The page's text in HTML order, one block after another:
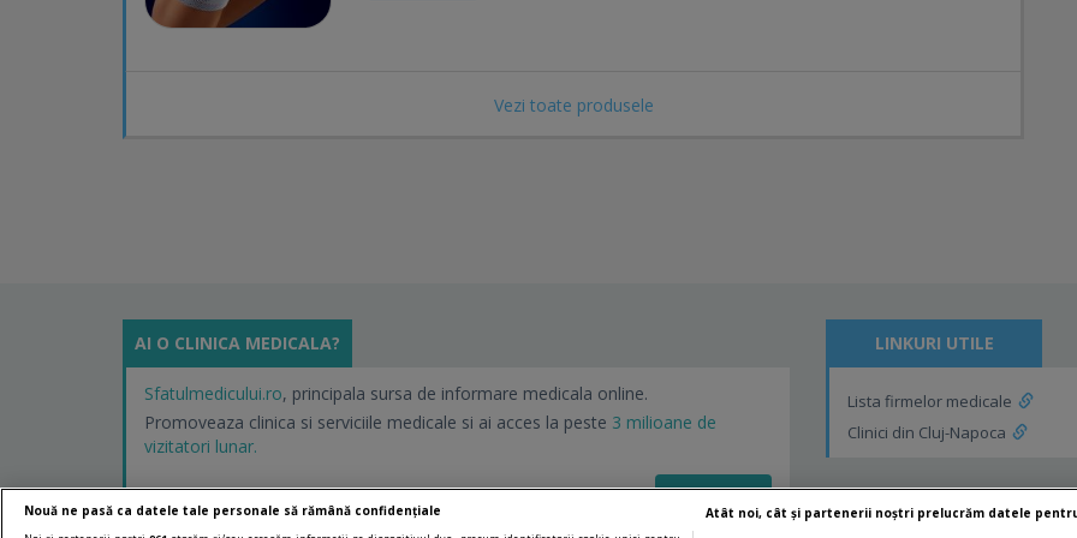
Vezi toate produsele
AI O CLINICA MEDICALA?
Sfatulmedicului.ro, principala sursa de informare medicala online.
Promoveaza clinica si serviciile medicale si ai acces la peste 3 milioane de
vizitatori lunar.
Vezi detalii!
LINKURI UTILE
Lista firmelor medicale
Clinici din Cluj-Napoca
Nouă ne pasă ca datele tale personale să rămână confidențiale Atât noi, cât și partenerii noștri prelucrăm datele